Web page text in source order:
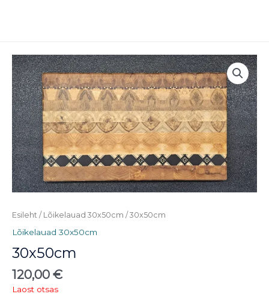
Esileht / Lõikelauad 30x50cm / 30x50cm
Lõikelauad 30x50cm
30x50cm
120,00 €
Laost otsas